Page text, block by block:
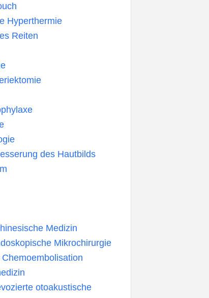
Hyperthermie
Reiten
des Hautbilds
Medizin
Mikrochirurgie
otoakustische